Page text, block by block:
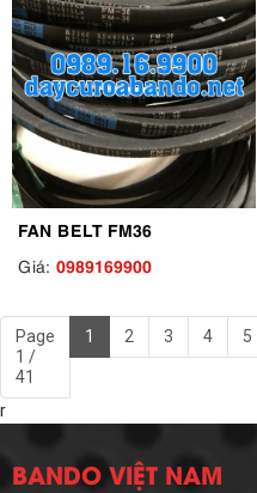
FAN BELT FM36
Giá: 0989169900
Page
1 /
41
1 2 3 4 5
r
BANDO VIỆT NAM